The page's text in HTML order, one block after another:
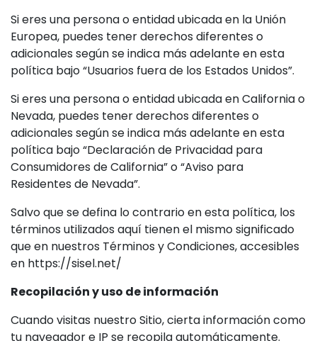
Si eres una persona o entidad ubicada en la Unión
Europea, puedes tener derechos diferentes o
adicionales según se indica más adelante en esta
política bajo “Usuarios fuera de los Estados Unidos”.
Si eres una persona o entidad ubicada en California o
Nevada, puedes tener derechos diferentes o
adicionales según se indica más adelante en esta
política bajo “Declaración de Privacidad para
Consumidores de California” o “Aviso para
Residentes de Nevada”.
Salvo que se defina lo contrario en esta política, los
términos utilizados aquí tienen el mismo significado
que en nuestros Términos y Condiciones, accesibles
en https://sisel.net/
Recopilación y uso de información
Cuando visitas nuestro Sitio, cierta información como
tu navegador e IP se recopila automáticamente.